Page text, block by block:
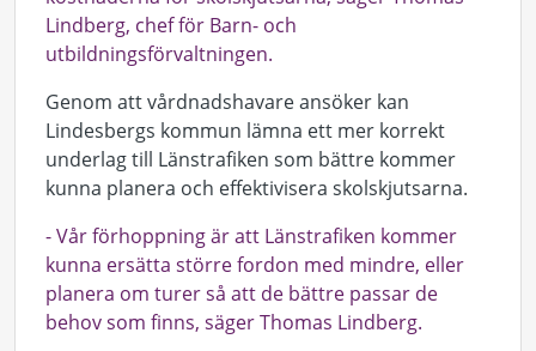
Lindberg, chef för Barn- och
utbildningsförvaltningen.
Genom att vårdnadshavare ansöker kan
Lindesbergs kommun lämna ett mer korrekt
underlag till Länstrafiken som bättre kommer
kunna planera och effektivisera skolskjutsarna.
- Vår förhoppning är att Länstrafiken kommer
kunna ersätta större fordon med mindre, eller
planera om turer så att de bättre passar de
behov som finns, säger Thomas Lindberg.